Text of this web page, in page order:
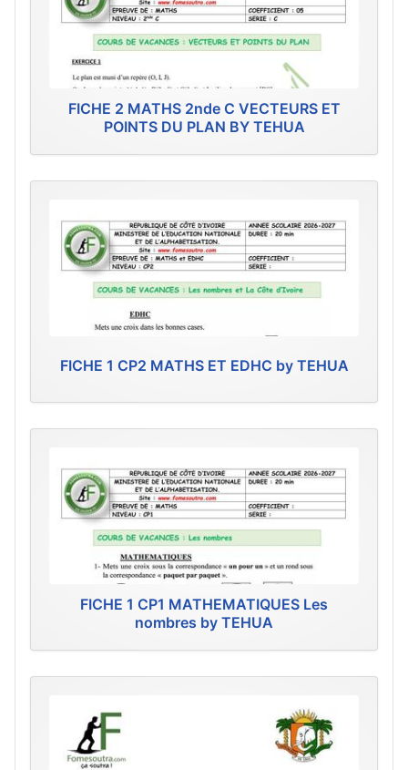
FICHE 2 MATHS 2nde C VECTEURS ET
POINTS DU PLAN BY TEHUA
FICHE 1 CP2 MATHS ET EDHC by TEHUA
FICHE 1 CP1 MATHEMATIQUES Les
nombres by TEHUA